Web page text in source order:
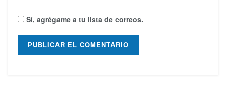
Sí, agrégame a tu lista de correos.